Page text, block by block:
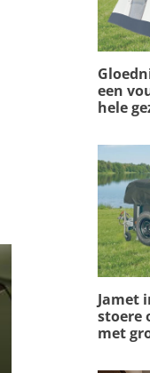
een
hele
Jamet
stoere
met